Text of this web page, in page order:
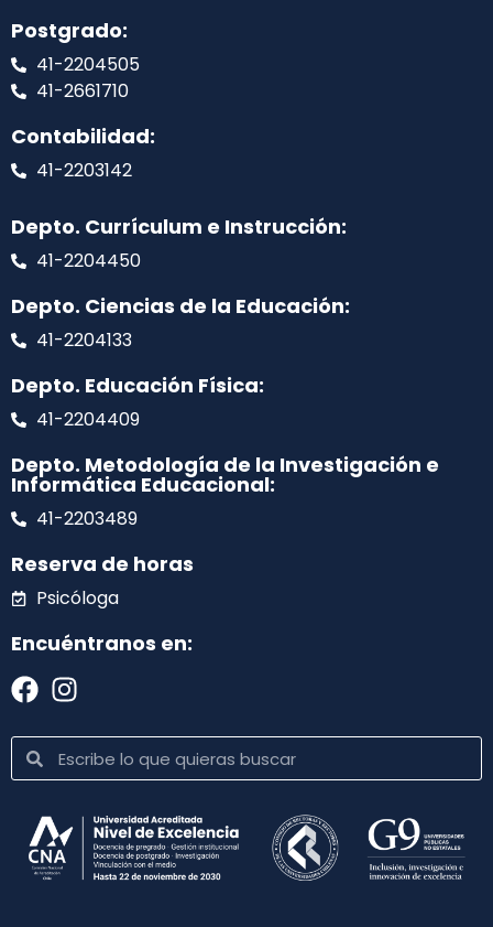
Postgrado:
41-2204505
41-2661710
Contabilidad:
41-2203142
Depto. Currículum e Instrucción:
41-2204450
Depto. Ciencias de la Educación:
41-2204133
Depto. Educación Física:
41-2204409
Depto. Metodología de la Investigación e
Informática Educacional:
41-2203489
Reserva de horas
Psicóloga
Encuéntranos en: